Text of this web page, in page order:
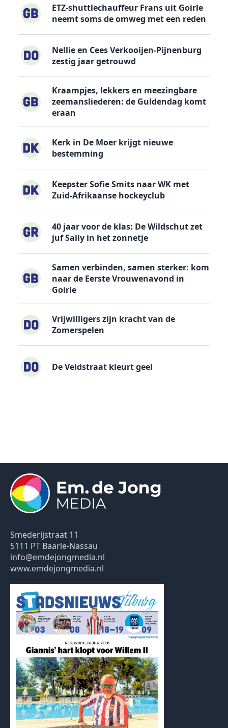
ETZ-shuttlechauffeur Frans uit Goirle
neemt soms de omweg met een reden
Nellie en Cees Verkooijen-Pijnenburg
zestig jaar getrouwd
Kraampjes, lekkers en meezingbare
zeemansliederen: de Guldendag komt
eraan
Kerk in De Moer krijgt nieuwe
bestemming
Keepster Sofie Smits naar WK met
Zuid-Afrikaanse hockeyclub
40 jaar voor de klas: De Wildschut zet
juf Sally in het zonnetje
Samen verbinden, samen sterker: kom
naar de Eerste Vrouwenavond in
Goirle
Vrijwilligers zijn kracht van de
Zomerspelen
De Veldstraat kleurt geel
Smederijstraat 11
5111 PT Baarle-Nassau
info@emdejongmedia.nl
www.emdejongmedia.nl